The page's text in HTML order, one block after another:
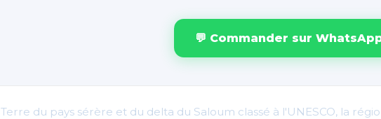
💬 Commander sur
Terre du pays sérère et du delta du Saloum classé à l'UNESCO, la